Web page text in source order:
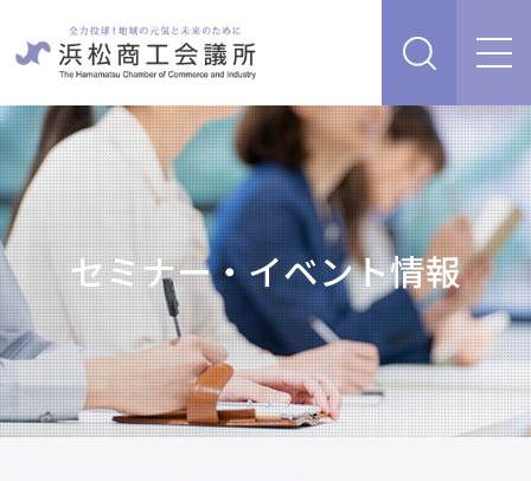
販路を開拓したい、新商品・サービス・技術を開発し
たい
人脈・ネットワークを広げたい
経営について相談したい（経営安定、専門家相談な
ど）
創業、事業承継について相談したい
資金を調達したい
補助金を活用したい
経営支援・サービス
検定試験
セミナー・イベント情報
浜松商工会議所について
セミナー・イベント情報